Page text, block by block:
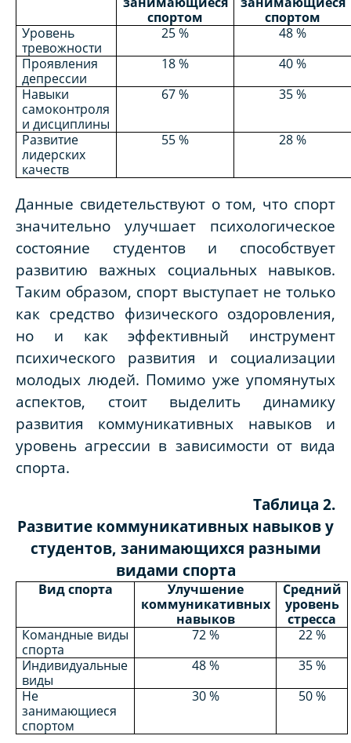
спортом
спортом
Уровень
тревожности
25 %
48 %
Проявления
депрессии
18 %
40 %
Навыки
самоконтроля
и дисциплины
67 % 35 %
Развитие
лидерских
качеств
55 % 28 %
Данные свидетельствуют о том, что спорт
значительно улучшает психологическое
состояние студентов и способствует
развитию важных социальных навыков.
Таким образом, спорт выступает не только
как средство физического оздоровления,
но и как эффективный инструмент
психического развития и социализации
молодых людей. Помимо уже упомянутых
аспектов, стоит выделить динамику
развития коммуникативных навыков и
уровень агрессии в зависимости от вида
спорта.
Таблица 2.
Развитие коммуникативных навыков у
студентов, занимающихся разными
видами спорта
Вид спорта
Улучшение
коммуникативных
навыков
Средний
уровень
стресса
Командные виды
спорта
72 %
22 %
Индивидуальные
виды
48 %
35 %
Не
занимающиеся
спортом
30 % 50 %